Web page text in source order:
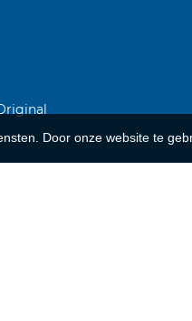
Door onze website te